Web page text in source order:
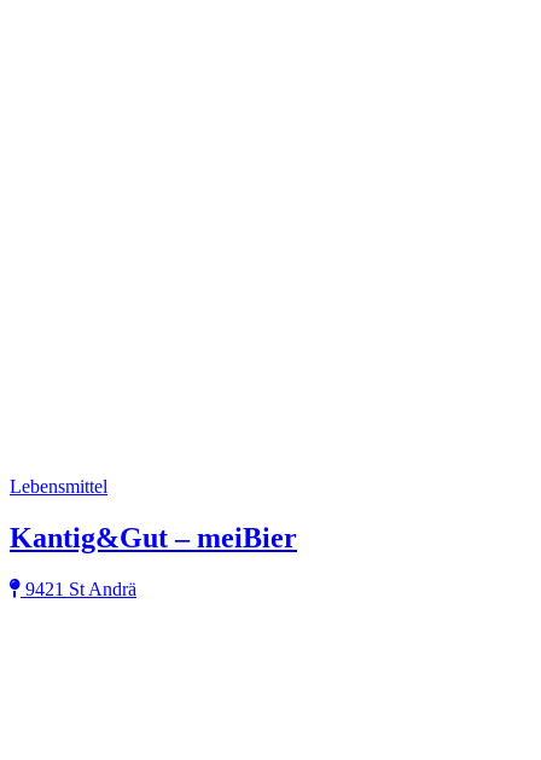
Lebensmittel
Kantig&Gut – meiBier
9421 St Andrä